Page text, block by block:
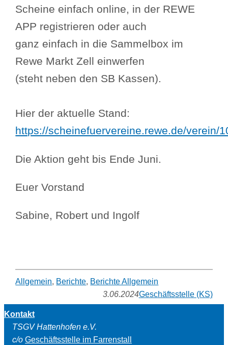
Scheine einfach online, in der REWE
APP registrieren oder auch
ganz einfach in die Sammelbox im
Rewe Markt Zell einwerfen
(steht neben den SB Kassen).
Hier der aktuelle Stand:
https://scheinefuervereine.rewe.de/verein/
Die Aktion geht bis Ende Juni.
Euer Vorstand
Sabine, Robert und Ingolf
Allgemein, Berichte, Berichte Allgemein
3.06.2024Geschäftsstelle (KS)
Kontakt
TSGV Hattenhofen e.V.
c/o Geschäftsstelle im Farrenstall